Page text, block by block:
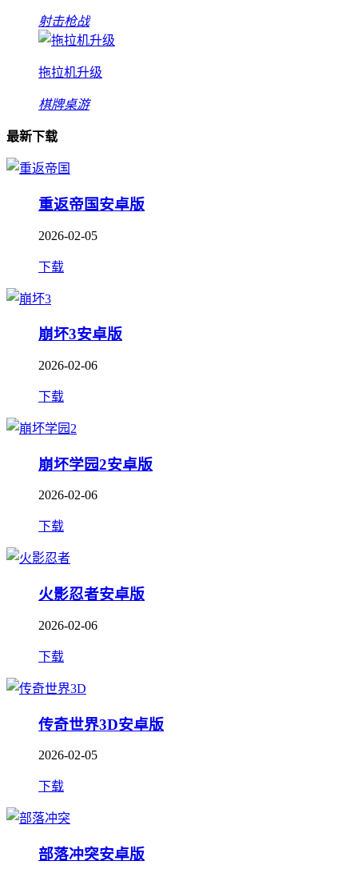
射击枪战
拖拉机升级
棋牌桌游
最新下载
重返帝国安卓版
2026-02-05
下载
崩坏3安卓版
2026-02-06
下载
崩坏学园2安卓版
2026-02-06
下载
火影忍者安卓版
2026-02-06
下载
传奇世界3D安卓版
2026-02-05
下载
部落冲突安卓版